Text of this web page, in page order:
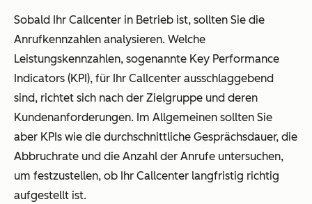
Sobald Ihr Callcenter in Betrieb ist, sollten Sie die
Anrufkennzahlen analysieren. Welche
Leistungskennzahlen, sogenannte Key Performance
Indicators (KPI), für Ihr Callcenter ausschlaggebend
sind, richtet sich nach der Zielgruppe und deren
Kundenanforderungen. Im Allgemeinen sollten Sie
aber KPIs wie die durchschnittliche Gesprächsdauer, die
Abbruchrate und die Anzahl der Anrufe untersuchen,
um festzustellen, ob Ihr Callcenter langfristig richtig
aufgestellt ist.